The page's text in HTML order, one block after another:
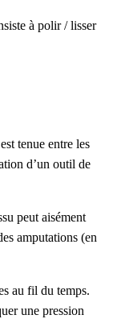
à polir / lisser
tenue entre les
d’un outil de
peut aisément
amputations (en
au fil du temps.
une pression